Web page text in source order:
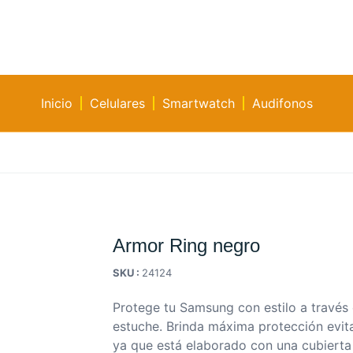
Inicio Celulares Smartwatch Audifonos
Armor Ring negro
SKU : 24124
Protege tu Samsung con estilo a
estuche. Brinda máxima protección
ya que está elaborado con una